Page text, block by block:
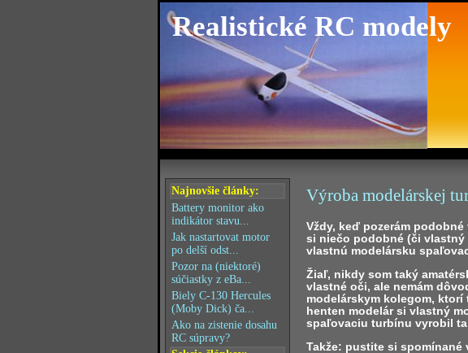
Realistické RC modely
Najnovšie články:
Battery monitor ako
indikátor stavu...
Jak nastartovat motor
po delší odst...
Pozor na (niektoré)
súčiastky z eBa...
Biely C-130 Hercules
(Moby Dick) ča...
Ako na zistenie dosahu
RC súpravy?
Výroba modelárskej
Vždy, keď pozerám
si niečo podobné (či vlastný
vlastnú modelársku
Žiaľ, nikdy som taký
vlastné oči, ale nemám
modelárskym kolegom, ktorí
henten modelár si vlastný
spaľovaciu turbínu vyrobil
Takže: pustite si spomínané